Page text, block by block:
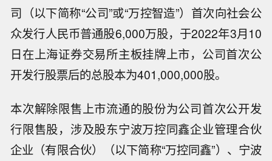
司（以下简称“公司”或“万控智造”）首次向社会公
众发行人民币普通股6,000万股，于2022年3月10
日在上海证券交易所主板挂牌上市，公司首次公
开发行股票后的总股本为401,000,000股。
本次解除限售上市流通的股份为公司首次公开发
行限售股，涉及股东宁波万控同鑫企业管理合伙
企业（有限合伙）（以下简称“万控同鑫”）、宁波